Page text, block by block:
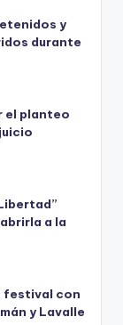
y
durante
el planteo
a la
festival con
y Lavalle